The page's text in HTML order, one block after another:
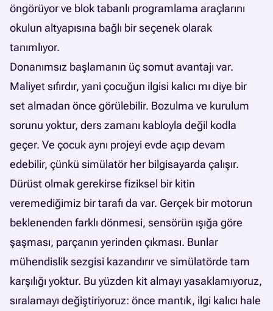
öngörüyor ve blok tabanlı programlama araçlarını
okulun altyapısına bağlı bir seçenek olarak
tanımlıyor.
Donanımsız başlamanın üç somut avantajı var.
Maliyet sıfırdır, yani çocuğun ilgisi kalıcı mı diye bir
set almadan önce görülebilir. Bozulma ve kurulum
sorunu yoktur, ders zamanı kabloyla değil kodla
geçer. Ve çocuk aynı projeyi evde açıp devam
edebilir, çünkü simülatör her bilgisayarda çalışır.
Dürüst olmak gerekirse fiziksel bir kitin
veremediğimiz bir tarafı da var. Gerçek bir motorun
beklenenden farklı dönmesi, sensörün ışığa göre
şaşması, parçanın yerinden çıkması. Bunlar
mühendislik sezgisi kazandırır ve simülatörde tam
karşılığı yoktur. Bu yüzden kit almayı yasaklamıyoruz,
sıralamayı değiştiriyoruz: önce mantık, ilgi kalıcı hale